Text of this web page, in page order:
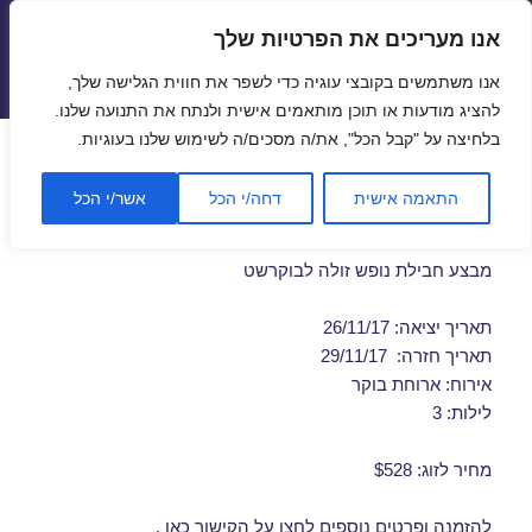
אנו מעריכים את הפרטיות שלך
אנו משתמשים בקובצי עוגיה כדי לשפר את חווית הגלישה שלך,
להציג מודעות או תוכן מותאמים אישית ולנתח את התנועה שלנו.
בלחיצה על "קבל הכל", את/ה מסכים/ה לשימוש שלנו בעוגיות.
התאמה אישית דחה/י הכל אשר/י הכל
תפריטים
ווידג'טים
דילים לבוקרשט ברגע האחרון
26/11/2017
מבצע חבילת נופש זולה לבוקרשט
תאריך יציאה: 26/11/17
תאריך חזרה: 29/11/17
אירוח: ארוחת בוקר
לילות: 3
מחיר לזוג: $528
להזמנה ופרטים נוספים לחצו על הקישור כאן .